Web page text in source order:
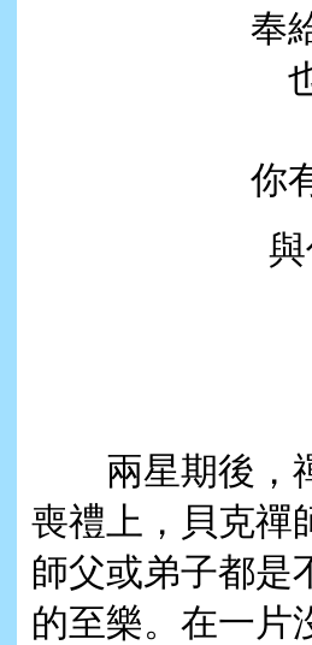
奉
你
兩星期後，禪
喪禮上，貝克禪
師父或弟子都是
的至樂。在一片